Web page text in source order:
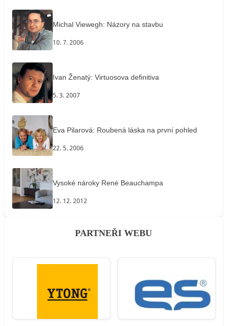
Michal Viewegh: Názory na stavbu
10. 7. 2006
Ivan Ženatý: Virtuosova definitiva
5. 3. 2007
Eva Pilarová: Roubená láska na první pohled
22. 5. 2006
Vysoké nároky René Beauchampa
12. 12. 2012
PARTNEŘI WEBU